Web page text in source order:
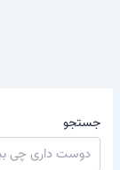
جستجو